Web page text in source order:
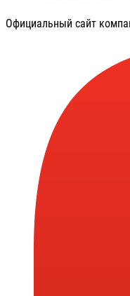
Официальный сайт